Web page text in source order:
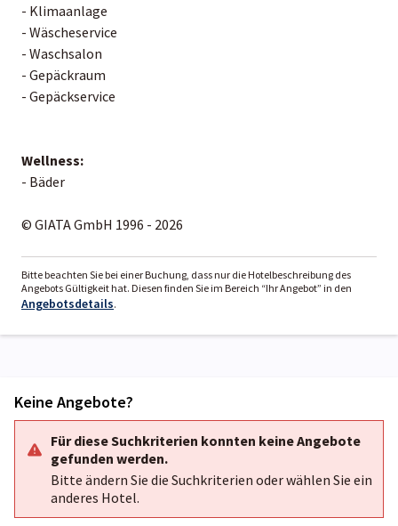
- Klimaanlage
- Wäscheservice
- Waschsalon
- Gepäckraum
- Gepäckservice
Wellness:
- Bäder
© GIATA GmbH 1996 - 2026
Bitte beachten Sie bei einer Buchung, dass nur die Hotelbeschreibung des
Angebots Gültigkeit hat. Diesen finden Sie im Bereich “Ihr Angebot” in den
Angebotsdetails.
Keine Angebote?
Für diese Suchkriterien konnten keine Angebote
gefunden werden.
Bitte ändern Sie die Suchkriterien oder wählen Sie ein
anderes Hotel.